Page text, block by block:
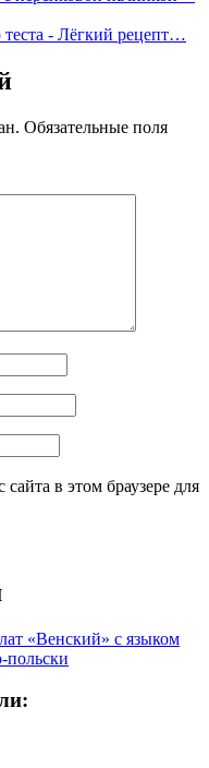
- Лёгкий рецепт…
Обязательные поля
в этом браузере для
«Венский» с языком
польски